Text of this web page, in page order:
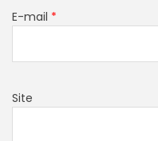
E-mail *
Site